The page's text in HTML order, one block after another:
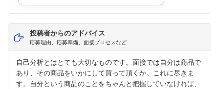
投稿者からのアドバイス
応募理由、応募準備、面接プロセスなど
自己分析とはとても大切なものです。面接では自分は商品で
あり、その商品をいかにして買って頂くか。これに尽きま
す。自分という商品のことをちゃんと把握していなければ、